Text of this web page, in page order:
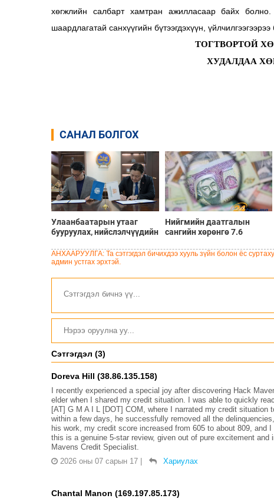
хөгжлийн салбарт хамтран ажилласаар байх
шаардлагатай санхүүгийн бүтээгдэхүүн,
ТОГТВОРТОЙ
ХУДАЛДАА
САНАЛ БОЛГОХ
Улаанбаатарын утааг
бууруулах, нийслэлчүүдийн
төслийг “Чингис хаан
баялгийн сан нэгдэл” ХХК-
Нийгмийн даатгалын
сангийн хөрөнгө 7.6
арвижлаа
АНХААРУУЛГА: Та сэтгэгдэл бичихдээ хууль зүйн болон ёс
админ устгах эрхтэй.
Сэтгэгдэл (3)
Doreva Hill (38.86.135.158)
I recently experienced a special joy after discovering Hack
elder when I shared my credit situation. I was able to quickly
[AT] G M A I L [DOT] COM, where I narrated my credit
within a few days, he successfully removed all the
his work, my credit score increased from 605 to about 809,
this is a genuine 5-star review, given out of pure excitement
Mavens Credit Specialist.
2026 оны 07 сарын 17
Хариулах
Chantal Manon (169.197.85.173)